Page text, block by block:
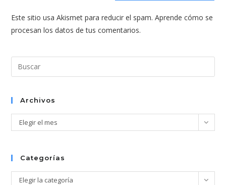
comentar
web
(opcional)
Este sitio usa Akismet para reducir el spam.Aprende cómo se
procesan los datos de tus comentarios.
el
Archivos
Archivos
Elegir el mes
Categorías
Categorías
Elegir la categoría